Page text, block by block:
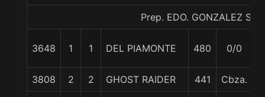
Prep. EDO. GONZALEZ S.
3648 1 1 DEL PIAMONTE 480 0/0
3808 2 2 GHOST RAIDER 441 Cbza.